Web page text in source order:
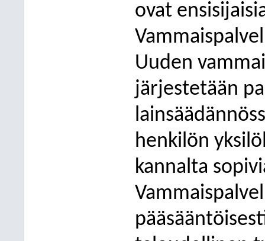
ovat
Uuden
järjestetään
henkilön
kannalta